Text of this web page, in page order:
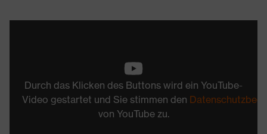
Durch das Klicken des Buttons wird ein YouTube-
Video gestartet und Sie stimmen den
von YouTube zu.